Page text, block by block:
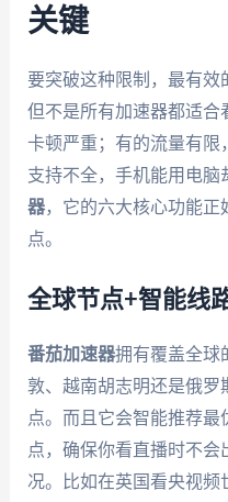
关键
要突破这种限制，最有效
但不是所有加速器都适
卡顿严重；有的流量有限
支持不全，手机能用电脑
器，它的六大核心功能正
点。
全球节点+智能线
番茄加速器拥有覆盖全球
敦、越南胡志明还是俄罗
点。而且它会智能推荐
点，确保你看直播时不
况。比如在英国看央视频